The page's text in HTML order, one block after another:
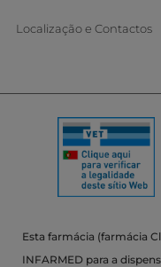
Localização e Contactos
Esta farmácia (farmácia
INFARMED para a